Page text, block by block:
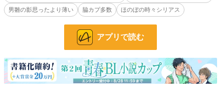
小説 228,851 位 / 228,851 件
31,440 位 / 31,440 件
24h.ポイント 0 pt
文字数 88,907
男雛の影思ったより薄い
脇カプ多数 ほのぼの時々シリアス
アプリで読む